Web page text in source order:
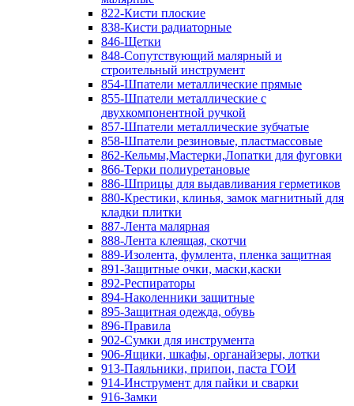
822-Кисти плоские
838-Кисти радиаторные
846-Щетки
848-Сопутствующий малярный и
строительный инструмент
854-Шпатели металлические прямые
855-Шпатели металлические с
двухкомпонентной ручкой
857-Шпатели металлические зубчатые
858-Шпатели резиновые, пластмассовые
862-Кельмы,Мастерки,Лопатки для фуговки
866-Терки полиуретановые
886-Шприцы для выдавливания герметиков
880-Крестики, клинья, замок магнитный для
кладки плитки
887-Лента малярная
888-Лента клеящая, скотчи
889-Изолента, фумлента, пленка защитная
891-Защитные очки, маски,каски
892-Респираторы
894-Наколенники защитные
895-Защитная одежда, обувь
896-Правила
902-Сумки для инструмента
906-Ящики, шкафы, органайзеры, лотки
913-Паяльники, припои, паста ГОИ
914-Инструмент для пайки и сварки
916-Замки